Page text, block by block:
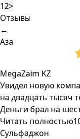
12>
Отзывы
←
Аза
MegaZaim KZ
Увидел новую
на двадцать тысяч
Деньги брал на
Читать полностью
Сульфаджон